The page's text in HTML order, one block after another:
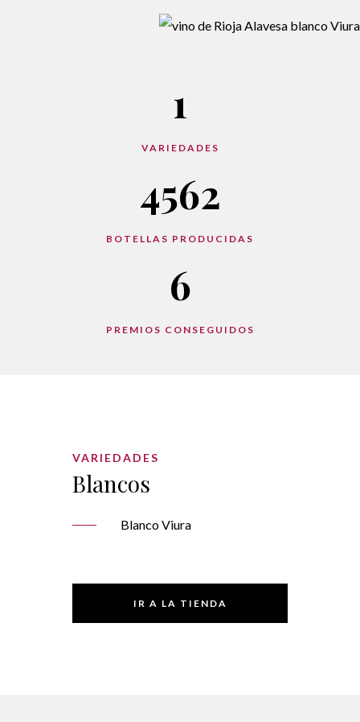
VARIEDADES
Blancos
Blanco Viura
IR A LA TIENDA
1
VARIEDADES
4562
BOTELLAS PRODUCIDAS
6
PREMIOS CONSEGUIDOS